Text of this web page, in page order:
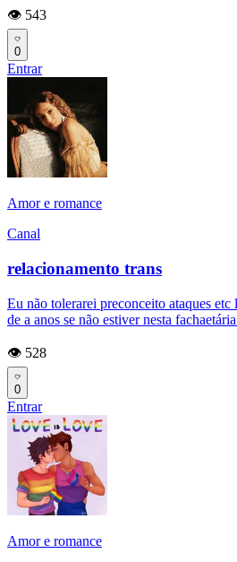
👁️ 543
0
Entrar
Amor e romance
Canal
relacionamento trans
Eu não tolerarei preconceito ataques etc
de a anos se não estiver nesta
👁️ 528
0
Entrar
Amor e romance